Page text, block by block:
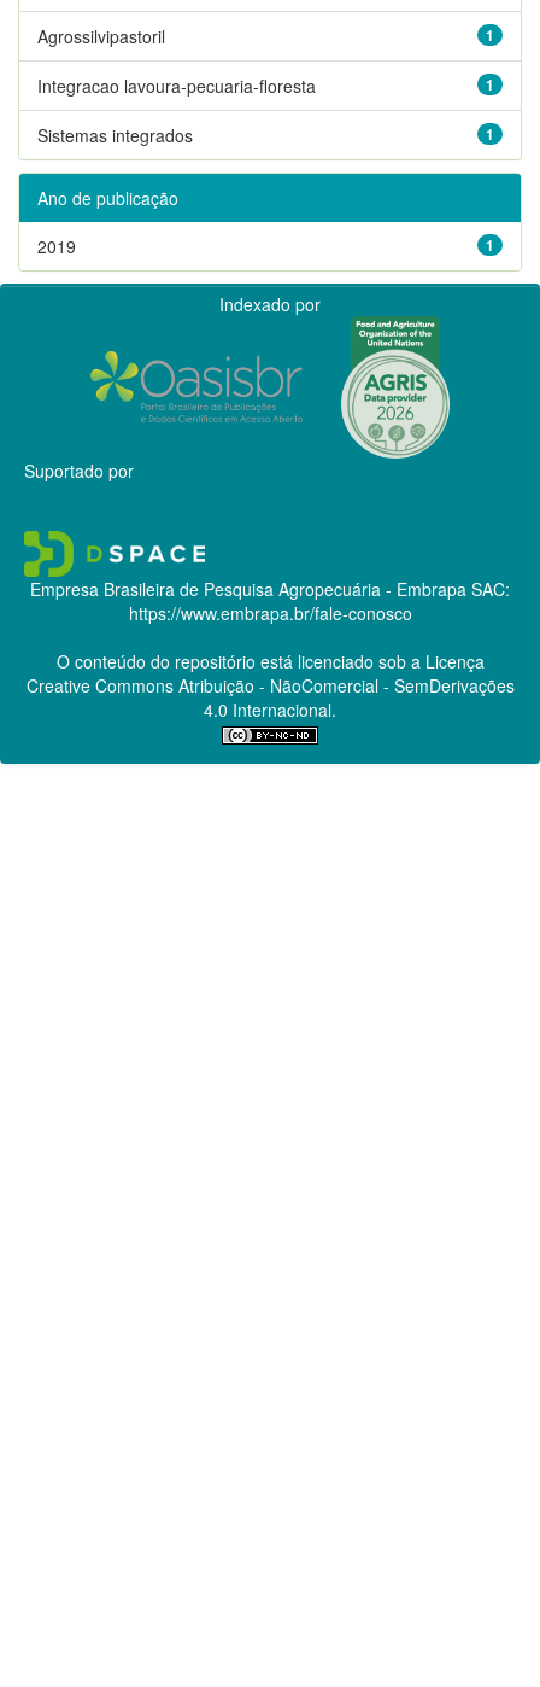
1
Agrossilvipastoril
1
Integracao lavoura-pecuaria-floresta
1
Sistemas integrados
Ano de publicação
1
2019
Indexado por
Suportado por
Empresa Brasileira de Pesquisa Agropecuária - Embrapa SAC:
https://www.embrapa.br/fale-conosco
O conteúdo do repositório está licenciado sob a Licença
Creative CommonsAtribuição - NãoComercial - SemDerivações
4.0 Internacional.